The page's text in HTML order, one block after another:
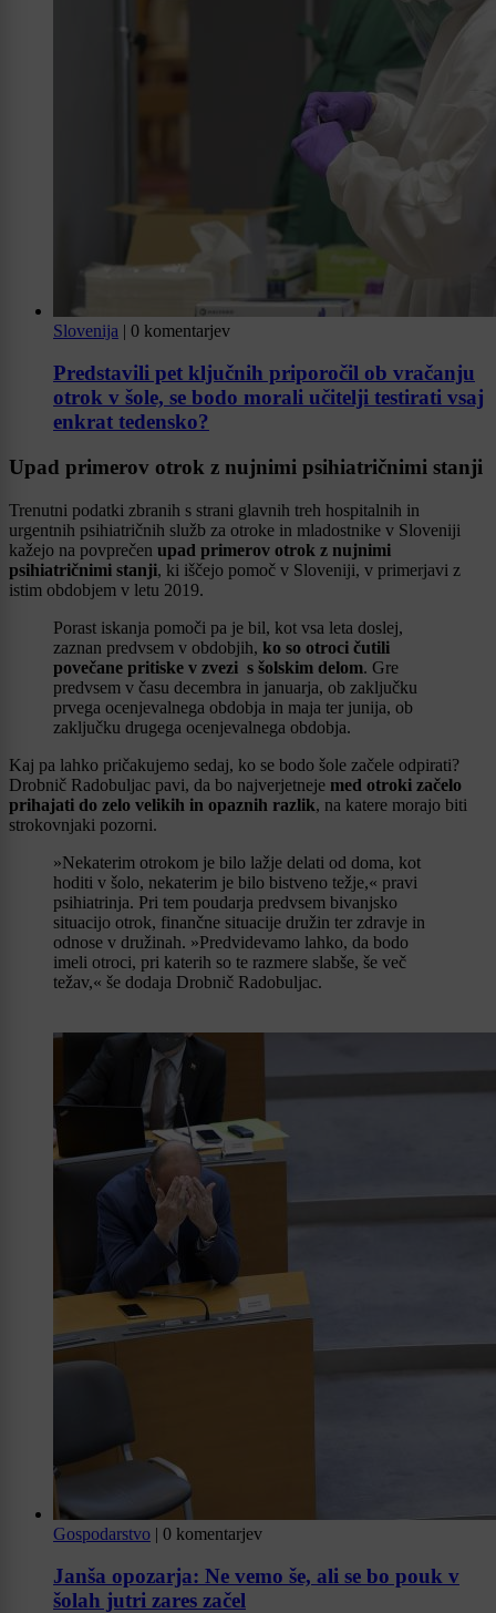
Slovenija | 0 komentarjev
Predstavili pet ključnih priporočil ob vračanju
otrok v šole, se bodo morali učitelji testirati vsaj
enkrat tedensko?
Upad primerov otrok z nujnimi psihiatričnimi stanji
Trenutni podatki zbranih s strani glavnih treh hospitalnih in
urgentnih psihiatričnih služb za otroke in mladostnike v Sloveniji
kažejo na povprečen upad primerov otrok z nujnimi
psihiatričnimi stanji, ki iščejo pomoč v Sloveniji, v primerjavi z
istim obdobjem v letu 2019.
Porast iskanja pomoči pa je bil, kot vsa leta doslej,
zaznan predvsem v obdobjih, ko so otroci čutili
povečane pritiske v zvezi s šolskim delom. Gre
predvsem v času decembra in januarja, ob zaključku
prvega ocenjevalnega obdobja in maja ter junija, ob
zaključku drugega ocenjevalnega obdobja.
Kaj pa lahko pričakujemo sedaj, ko se bodo šole začele odpirati?
Drobnič Radobuljac pavi, da bo najverjetneje med otroki začelo
prihajati do zelo velikih in opaznih razlik, na katere morajo biti
strokovnjaki pozorni.
»Nekaterim otrokom je bilo lažje delati od doma, kot
hoditi v šolo, nekaterim je bilo bistveno težje,« pravi
psihiatrinja. Pri tem poudarja predvsem bivanjsko
situacijo otrok, finančne situacije družin ter zdravje in
odnose v družinah. »Predvidevamo lahko, da bodo
imeli otroci, pri katerih so te razmere slabše, še več
težav,« še dodaja Drobnič Radobuljac.
Gospodarstvo | 0 komentarjev
Janša opozarja: Ne vemo še, ali se bo pouk v
šolah jutri zares začel